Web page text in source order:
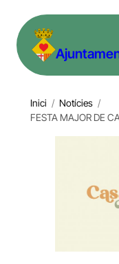
contingut
Inici / Notícies /
FESTA MAJOR DE